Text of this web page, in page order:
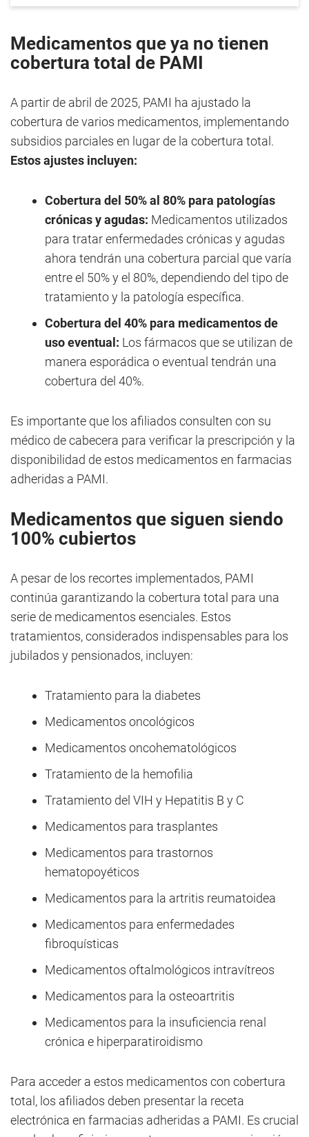
Medicamentos que ya no tienen
cobertura total de PAMI
A partir de abril de 2025, PAMI ha ajustado la
cobertura de varios medicamentos, implementando
subsidios parciales en lugar de la cobertura total.
Estos ajustes incluyen:
Cobertura del 50% al 80% para patologías
crónicas y agudas: Medicamentos utilizados
para tratar enfermedades crónicas y agudas
ahora tendrán una cobertura parcial que varía
entre el 50% y el 80%, dependiendo del tipo de
tratamiento y la patología específica.
Cobertura del 40% para medicamentos de
uso eventual: Los fármacos que se utilizan de
manera esporádica o eventual tendrán una
cobertura del 40%.
Es importante que los afiliados consulten con su
médico de cabecera para verificar la prescripción y la
disponibilidad de estos medicamentos en farmacias
adheridas a PAMI.
Medicamentos que siguen siendo
100% cubiertos
A pesar de los recortes implementados, PAMI
continúa garantizando la cobertura total para una
serie de medicamentos esenciales. Estos
tratamientos, considerados indispensables para los
jubilados y pensionados, incluyen:
Tratamiento para la diabetes
Medicamentos oncológicos
Medicamentos oncohematológicos
Tratamiento de la hemofilia
Tratamiento del VIH y Hepatitis B y C
Medicamentos para trasplantes
Medicamentos para trastornos
hematopoyéticos
Medicamentos para la artritis reumatoidea
Medicamentos para enfermedades
fibroquísticas
Medicamentos oftalmológicos intravítreos
Medicamentos para la osteoartritis
Medicamentos para la insuficiencia renal
crónica e hiperparatiroidismo
Para acceder a estos medicamentos con cobertura
total, los afiliados deben presentar la receta
electrónica en farmacias adheridas a PAMI. Es crucial